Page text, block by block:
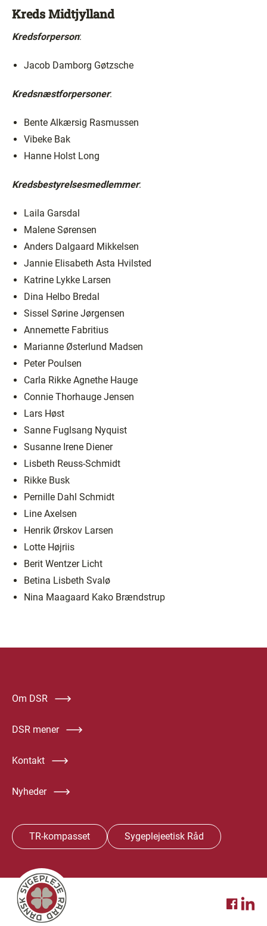
Kreds Midtjylland
Kredsforperson:
Jacob Damborg Gøtzsche
Kredsnæstforpersoner:
Bente Alkærsig Rasmussen
Vibeke Bak
Hanne Holst Long
Kredsbestyrelsesmedlemmer:
Laila Garsdal
Malene Sørensen
Anders Dalgaard Mikkelsen
Jannie Elisabeth Asta Hvilsted
Katrine Lykke Larsen
Dina Helbo Bredal
Sissel Sørine Jørgensen
Annemette Fabritius
Marianne Østerlund Madsen
Peter Poulsen
Carla Rikke Agnethe Hauge
Connie Thorhauge Jensen
Lars Høst
Sanne Fuglsang Nyquist
Susanne Irene Diener
Lisbeth Reuss-Schmidt
Rikke Busk
Pernille Dahl Schmidt
Line Axelsen
Henrik Ørskov Larsen
Lotte Højriis
Berit Wentzer Licht
Betina Lisbeth Svalø
Nina Maagaard Kako Brændstrup
Om DSR
DSR mener
Kontakt
Nyheder
TR-kompasset Sygeplejeetisk Råd